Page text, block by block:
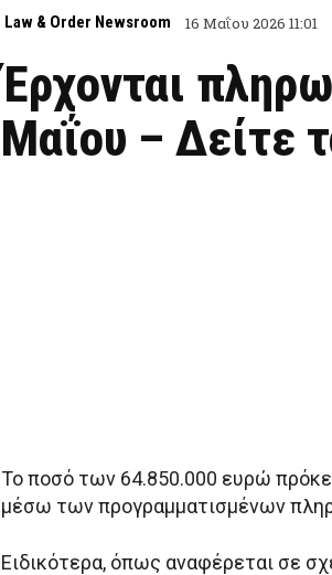
Law & Order Newsroom 16 Μαΐου 2026 11:01
Έρχονται
Μαΐου – Δείτε
Το ποσό των 64.850.000 ευρώ
μέσω των προγραμματισμένων
Ειδικότερα, όπως αναφέρεται σε